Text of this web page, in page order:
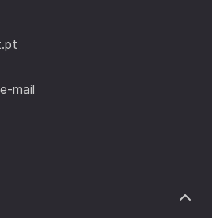
mail